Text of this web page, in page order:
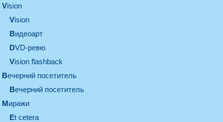
vision
vision
видеоарт
DVD-ревю
Vision flashback
вечерний посетитель
вечерний посетитель
миражи
et cetera